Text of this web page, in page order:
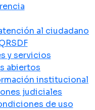
al ciudadano
y servicios
abiertos
institucional
judiciales
de uso